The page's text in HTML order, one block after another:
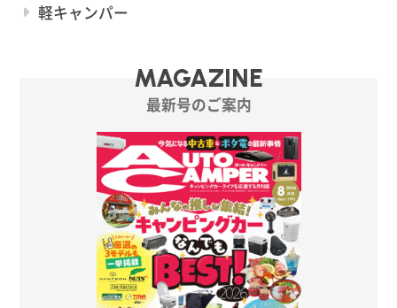
軽キャンパー
MAGAZINE
最新号のご案内